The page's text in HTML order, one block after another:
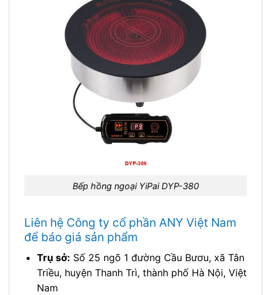
Bếp hồng ngoại YiPai DYP-380
Liên hệ Công ty cổ phần ANY Việt Nam
để báo giá sản phẩm
Trụ sở: Số 25 ngõ 1 đường Cầu Bươu, xã Tân
Triều, huyện Thanh Trì, thành phố Hà Nội, Việt
Nam